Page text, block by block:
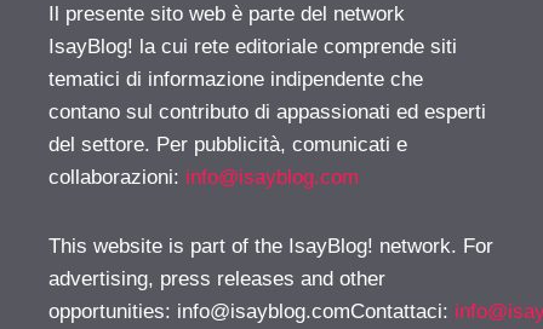
Il presente sito web è parte del network
IsayBlog! la cui rete editoriale comprende siti
tematici di informazione indipendente che
contano sul contributo di appassionati ed esperti
del settore. Per pubblicità, comunicati e
collaborazioni: info@isayblog.com
This website is part of the IsayBlog! network. For
advertising, press releases and other
opportunities: info@isayblog.comContattaci: